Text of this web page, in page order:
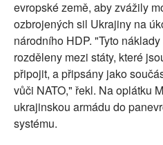
evropské země, aby zvážily
ozbrojených sil Ukrajiny na
národního HDP. "Tyto
rozděleny mezi státy, které
připojit, a připsány jako
vůči NATO," řekl. Na oplátku
ukrajinskou armádu do
systému.